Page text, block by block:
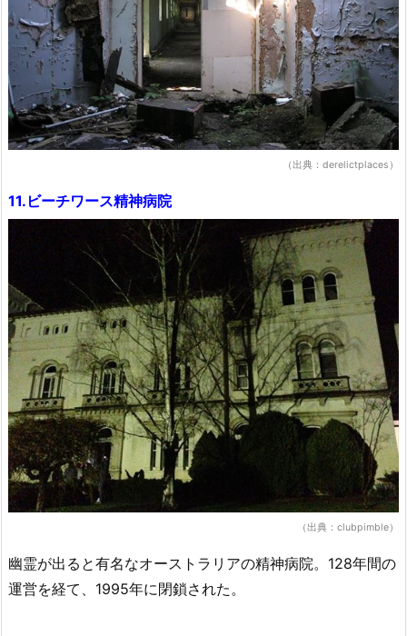
（出典：derelictplaces）
11.ビーチワース精神病院
（出典：clubpimble）
幽霊が出ると有名なオーストラリアの精神病院。128年間の
運営を経て、1995年に閉鎖された。